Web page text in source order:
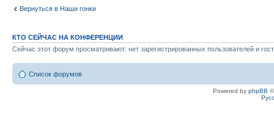
Вернуться в Наши гонки
КТО СЕЙЧАС НА КОНФЕРЕНЦИИ
Сейчас этот форум просматривают: нет зарегистрированных пользователей и
Список форумов
Powered by phpBB